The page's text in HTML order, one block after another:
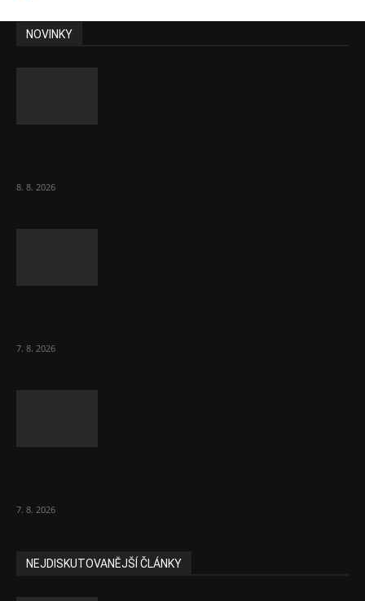
NOVINKY
8. 8. 2026
7. 8. 2026
7. 8. 2026
NEJDISKUTOVANĚJŠÍ ČLÁNKY